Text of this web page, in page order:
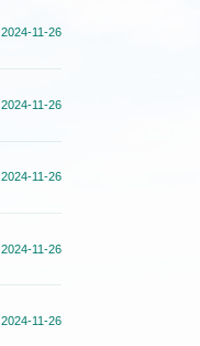
2024-11-26
2024-11-26
2024-11-26
2024-11-26
2024-11-26